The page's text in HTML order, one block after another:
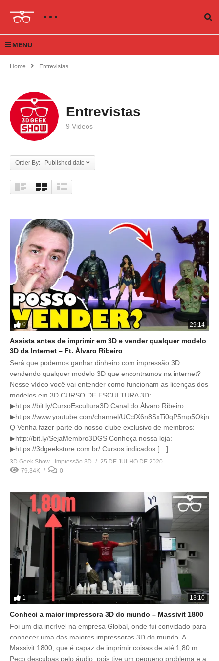
MENU
Home Entrevistas
Entrevistas
9 Videos
Order By: Published date
0 29:14
Assista antes de imprimir em 3D e vender qualquer modelo
3D da Internet – Ft. Álvaro Ribeiro
Será que podemos ganhar dinheiro com impressão 3D
vendendo qualquer modelo 3D que encontramos na internet?
Nesse vídeo você vai entender como funcionam as licenças dos
modelos em 3D CURSO DE ESCULTURA 3D:
▶https://bit.ly/CursoEscultura3D Canal do Álvaro Ribeiro:
▶https://www.youtube.com/channel/UCcfX6n8SxTi0qP5mp5Okjn
Q Venha fazer parte do nosso clube exclusivo de membros:
▶http://bit.ly/SejaMembro3DGS Conheça nossa loja:
▶https://3dgeekstore.com.br/ Cursos indicados […]
3D Geek Show - Impressão 3D
25 DE JULHO DE 2020
79.34K
0
1 13:10
Conheci a maior impressora 3D do mundo – Massivit 1800
Foi um dia incrível na empresa Global, onde fui convidado para
conhecer uma das maiores impressoras 3D do mundo. A
Massivit 1800, que é capaz de imprimir coisas de até 1,80 m.
Peço desculpas pelo áudio, pois tive um pequeno problema e a